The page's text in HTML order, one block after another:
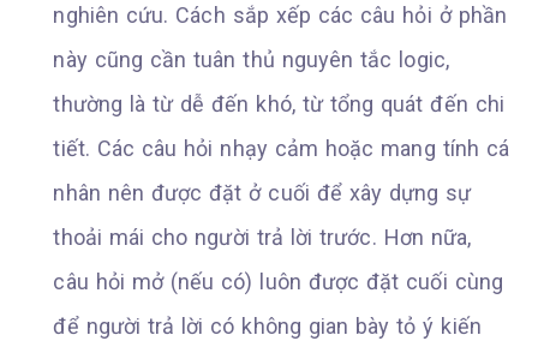
nghiên cứu. Cách sắp xếp các câu hỏi ở phần
này cũng cần tuân thủ nguyên tắc logic,
thường là từ dễ đến khó, từ tổng quát đến chi
tiết. Các câu hỏi nhạy cảm hoặc mang tính cá
nhân nên được đặt ở cuối để xây dựng sự
thoải mái cho người trả lời trước. Hơn nữa,
câu hỏi mở (nếu có) luôn được đặt cuối cùng
để người trả lời có không gian bày tỏ ý kiến